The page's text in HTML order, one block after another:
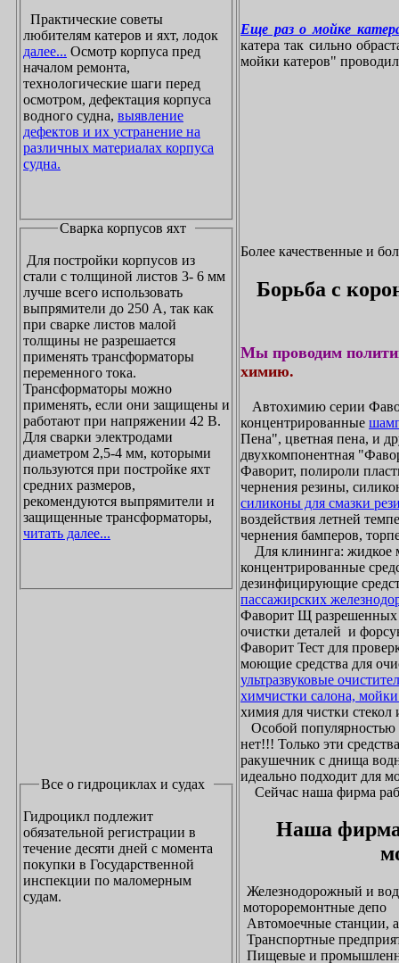
Практические советы
любителям катеров и яхт, лодок
далее... Осмотр корпуса пред
началом ремонта,
технологические шаги перед
осмотром, дефектация корпуса
водного судна, выявление
дефектов и их устранение на
различных материалах корпуса
судна.
Сварка корпусов яхт
Для постройки корпусов из
стали с толщиной листов 3- 6 мм
лучше всего использовать
выпрямители до 250 А, так как
при сварке листов малой
толщины не разрешается
применять трансформаторы
переменного тока.
Трансформаторы можно
применять, если они защищены и
работают при напряжении 42 В.
Для сварки электродами
диаметром 2,5-4 мм, которыми
пользуются при постройке яхт
средних размеров,
рекомендуются выпрямители и
защищенные трансформаторы,
читать далее...
Все о гидроциклах и судах
Гидроцикл подлежит
обязательной регистрации в
течение десяти дней с момента
покупки в Государственной
инспекции по маломерным
судам.
Еще раз о мойке
катера так сильно
мойки катеров"
Более качественные и
Борьба с
Мы проводим
химию.
Автохимию серии
концентрированные
Пена", цветная пена, и
двухкомпонентная
Фаворит, полироли
чернения резины,
силиконы для смазки
воздействия летней
чернения бамперов,
Для клининга: жидкое
концентрированные
дезинфицирующие
пассажирских
Фаворит Щ
очистки деталей и
Фаворит Тест для
моющие средства для
ультразвуковые
химчистки салона,
химия для чистки стекол
Особой популярностью
нет!!! Только эти
ракушечник с днища
идеально подходит для
Сейчас наша фирма
Наша фирма
Железнодорожный и
мотороремонтные депо
Автомоечные станции,
Транспортные
Пищевые и